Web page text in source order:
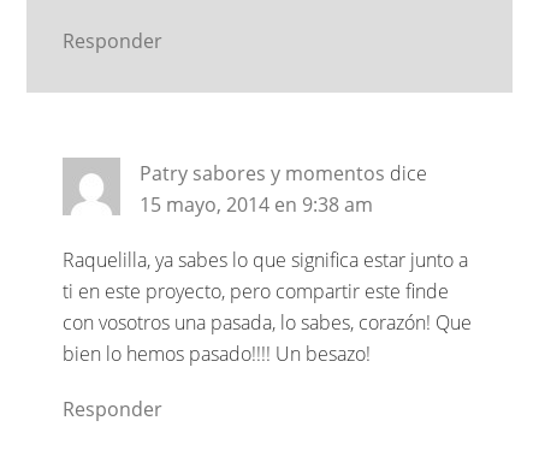
Responder
Patry sabores y momentos dice
15 mayo, 2014 en 9:38 am
Raquelilla, ya sabes lo que significa estar junto a
ti en este proyecto, pero compartir este finde
con vosotros una pasada, lo sabes, corazón! Que
bien lo hemos pasado!!!! Un besazo!
Responder